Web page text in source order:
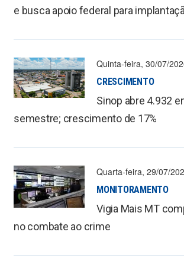
e busca apoio federal para
Quinta-feira, 30/07/
CRESCIMENTO
Sinop abre 4.932
semestre; crescimento de 17%
Quarta-feira, 29/07/
MONITORAMENTO
Vigia Mais MT
no combate ao crime